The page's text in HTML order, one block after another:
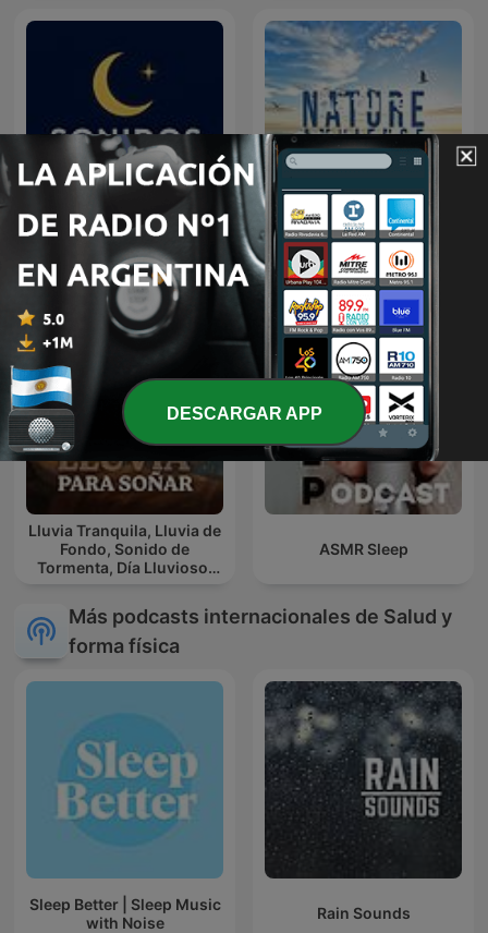
Sonidos para Dormir
nature ambience (ASMR,
남자 asmr, 남자친구 asmr)
Lluvia Tranquila, Lluvia de
Fondo, Sonido de
Tormenta, Día Lluvioso,
ASMR Sleep
Más podcasts internacionales de Salud y
forma física
Sleep Better | Sleep Music
with Noise
Rain Sounds
DESCARGAR APP